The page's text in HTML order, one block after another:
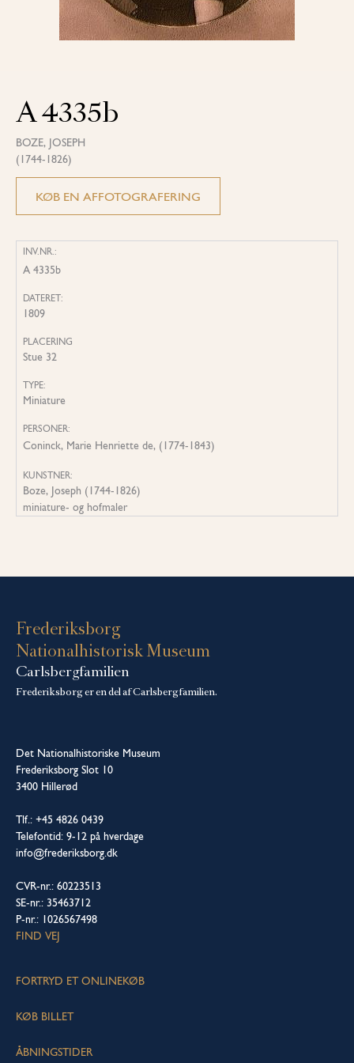
A 4335b
BOZE, JOSEPH
(1744-1826)
KØB EN AFFOTOGRAFERING
INV.NR.:
A 4335b
DATERET:
1809
PLACERING
Stue 32
TYPE:
Miniature
PERSONER:
Coninck, Marie Henriette de, (1774-1843)
KUNSTNER:
Boze, Joseph (1744-1826)
miniature- og hofmaler
Frederiksborg
Nationalhistorisk Museum
Carlsbergfamilien
Frederiksborg er en del af Carlsbergfamilien.
Det Nationalhistoriske Museum
Frederiksborg Slot 10
3400 Hillerød
Tlf.: +45 4826 0439
Telefontid: 9-12 på hverdage
info@frederiksborg.dk
CVR-nr.: 60223513
SE-nr.: 35463712
P-nr.: 1026567498
FIND VEJ
FORTRYD ET ONLINEKØB
KØB BILLET
ÅBNINGSTIDER